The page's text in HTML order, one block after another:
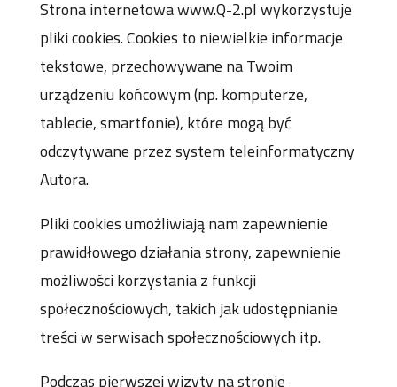
Strona internetowa www.Q-2.pl wykorzystuje
pliki cookies. Cookies to niewielkie informacje
tekstowe, przechowywane na Twoim
urządzeniu końcowym (np. komputerze,
tablecie, smartfonie), które mogą być
odczytywane przez system teleinformatyczny
Autora.
Pliki cookies umożliwiają nam zapewnienie
prawidłowego działania strony, zapewnienie
możliwości korzystania z funkcji
społecznościowych, takich jak udostępnianie
treści w serwisach społecznościowych itp.
Podczas pierwszej wizyty na stronie